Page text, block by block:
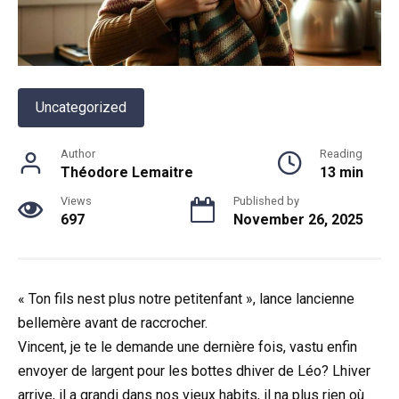
Uncategorized
Author
Théodore Lemaitre
Reading
13 min
Views
697
Published by
November 26, 2025
« Ton fils nest plus notre petitenfant », lance lancienne
bellemère avant de raccrocher.
Vincent, je te le demande une dernière fois, vastu enfin
envoyer de largent pour les bottes dhiver de Léo? Lhiver
arrive, il a grandi dans nos vieux habits, il na plus rien où